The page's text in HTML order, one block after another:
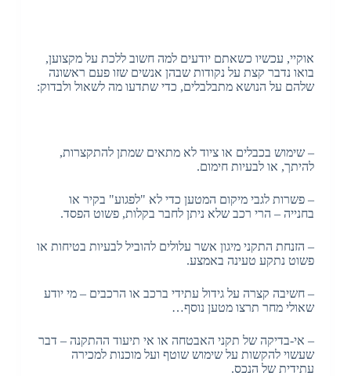
אוקיי, עכשיו כשאתם יודעים למה חשוב ללכת על מקצוען,
בואו נדבר קצת על נקודות שבהן אנשים שזו פעם ראשונה
שלהם על הנושא מתבלבלים, כדי שתדעו מה לשאול ולבדוק:
– שימוש בכבלים או ציוד לא מתאים שמתן להתקצרות,
להיתך, או לבעיות חימום.
– פשרות לגבי מיקום המטען כדי לא "לפגוע" בקיר או
בחנייה – הרי רכב שלא ניתן לחבר בקלות, פשוט הפסד.
– הזנחת התקני מיגון אשר עלולים להוביל לבעיות בטיחות או
פשוט נתקע טעינה באמצע.
– חשיבה קצרה על גידול עתידי ברכב או הרכבים – מי יודע
שאולי מחר תרצו מטען נוסף…
– אי-בדיקה של תקני האבטחה או אי תיעוד ההתקנה – דבר
שעשוי להקשות על שימוש שוטף ועל מוכנות למכירה
עתידית של הנכס.